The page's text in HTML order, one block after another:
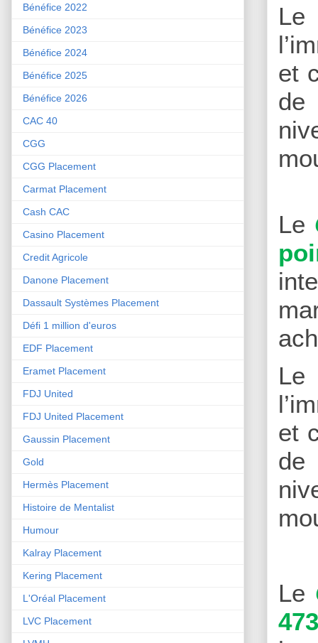
Le
et
de
Le
Le
et
de
Le
Bénéfice 2022
Bénéfice 2023
Bénéfice 2024
Bénéfice 2025
Bénéfice 2026
CAC 40
CGG
CGG Placement
Carmat Placement
Cash CAC
Casino Placement
Credit Agricole
Danone Placement
Dassault Systèmes Placement
Défi 1 million d'euros
EDF Placement
Eramet Placement
FDJ United
FDJ United Placement
Gaussin Placement
Gold
Hermès Placement
Histoire de Mentalist
Humour
Kalray Placement
Kering Placement
L'Oréal Placement
LVC Placement